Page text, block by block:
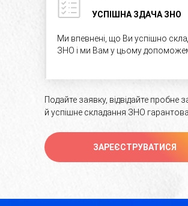
Подайте заявку, відвідайте пробне
й успішне складання ЗНО
УСПІШНА ЗДАЧА ЗНО
Ми впевнені, що Ви успішно
ЗНО і ми Вам у цьому
УСПІШНА ЗДАЧА ЗНО
Ми впевнені, що Ви успішно
ЗНО і ми Вам у цьому
ЗАРЕЄСТРУВАТИСЯ